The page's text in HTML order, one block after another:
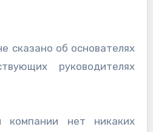
сказано об основателях
руководителях
нет никаких